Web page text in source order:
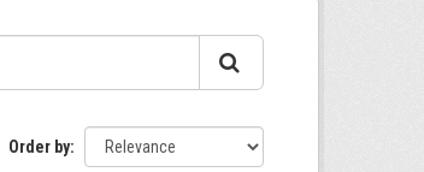
Order by